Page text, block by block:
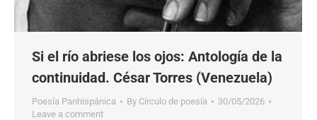
Si el río abriese los ojos: Antología de la
continuidad. César Torres (Venezuela)
Poesía Panhispánica By Círculo de poesía
30/05/2026
Leave a comment